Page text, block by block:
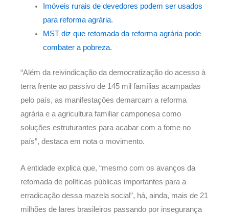
Imóveis rurais de devedores podem ser usados
para reforma agrária.
MST diz que retomada da reforma agrária pode
combater a pobreza.
“Além da reivindicação da democratização do acesso à
terra frente ao passivo de 145 mil famílias acampadas
pelo país, as manifestações demarcam a reforma
agrária e a agricultura familiar camponesa como
soluções estruturantes para acabar com a fome no
país”, destaca em nota o movimento.
A entidade explica que, “mesmo com os avanços da
retomada de políticas públicas importantes para a
erradicação dessa mazela social”, há, ainda, mais de 21
milhões de lares brasileiros passando por insegurança